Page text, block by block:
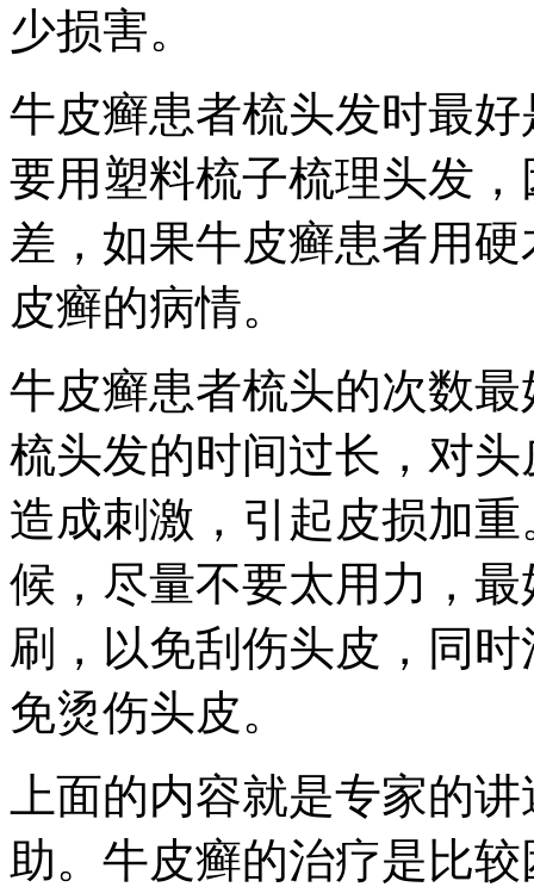
少损害。
牛皮癣患者梳头发时最
要用塑料梳子梳理头发
差，如果牛皮癣患者用
皮癣的病情。
牛皮癣患者梳头的次数
梳头发的时间过长，对
造成刺激，引起皮损加
候，尽量不要太用力，
刷，以免刮伤头皮，同
免烫伤头皮。
上面的内容就是专家的
助。牛皮癣的治疗是比